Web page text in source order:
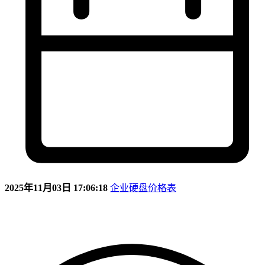
2025年11月03日 17:06:18 企业硬盘价格表